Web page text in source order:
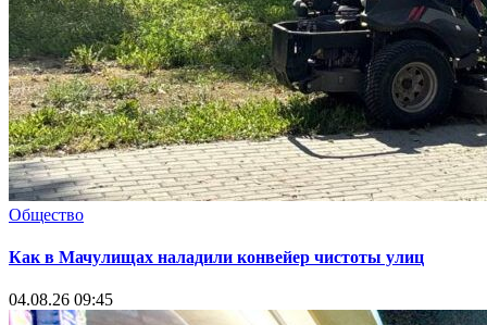
Общество
Как в Мачулищах наладили конвейер чистоты улиц
04.08.26 09:45